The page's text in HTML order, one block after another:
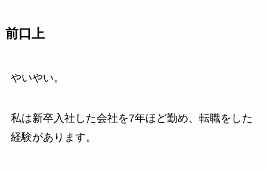
前口上
やいやい。
私は新卒入社した会社を7年ほど勤め、転職をした
経験があります。